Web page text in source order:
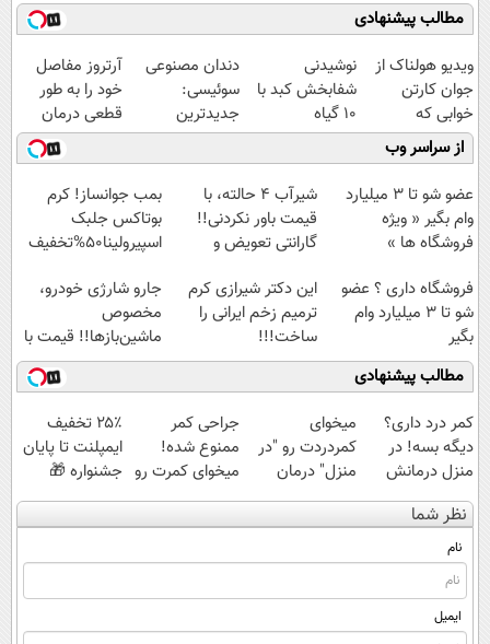
مطالب پیشنهادی
ویدیو هولناک از
جوان کارتن
خوابی که
میلیاردر شد.
آموزش رایگان
نوشیدنی
شفابخش کبد با
10 گیاه
موثر(تخفیف تا
امشب)
دندان مصنوعی
سوئیسی:
جدیدترین
فناوری اروپا،
سبک و مقاوم |
پرداخت قسطی
آرتروز مفاصل
خود را به طور
قطعی درمان
کنید!
◗پرسش‌نامه◖
از سراسر وب
عضو شو تا 3 میلیارد
وام بگیر « ویژه
فروشگاه ها »
شیر‌آب ۴ حالته، با
قیمت باور نکردنی!!
گارانتی تعویض و
بمب جوانساز! کرم
بوتاکس جلبک
اسپیرولینا50%تخفیف
فروشگاه داری ؟ عضو
شو تا 3 میلیارد وام
بگیر
این دکتر شیرازی کرم
ترمیم زخم ایرانی را
ساخت!!!
جارو شارژی خودرو،
مخصوص
ماشین‌باز‌ها!! قیمت با
تخفیف: فقط
1,499,000
مطالب پیشنهادی
کمر درد داری؟
دیگه بسه! در
منزل درمانش
کن
(◀پرسش‌نامه)
میخوای
کمردردت رو "در
منزل" درمان
کنی؟ (◂فیلم +
◂پرسش‌نامه)
جراحی کمر
ممنوع شده!
میخوای کمرت رو
در منزل درمان
کنی؟
۲۵٪ تخفیف
ایمپلنت تا پایان
جشنواره 🎁
نظر شما
نام
ایمیل